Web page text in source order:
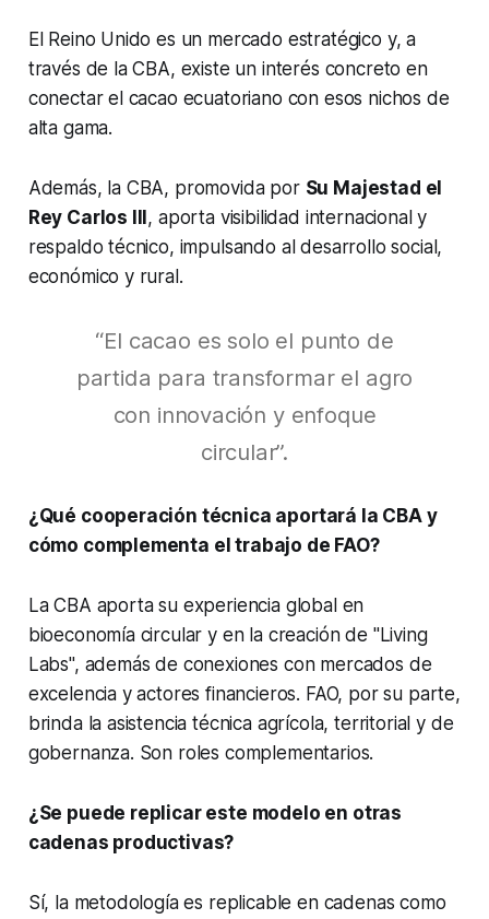
El Reino Unido es un mercado estratégico y, a
través de la CBA, existe un interés concreto en
conectar el cacao ecuatoriano con esos nichos de
alta gama.
Además, la CBA, promovida por Su Majestad el
Rey Carlos III, aporta visibilidad internacional y
respaldo técnico, impulsando al desarrollo social,
económico y rural.
“El cacao es solo el punto de
partida para transformar el agro
con innovación y enfoque
circular”.
¿Qué cooperación técnica aportará la CBA y
cómo complementa el trabajo de FAO?
La CBA aporta su experiencia global en
bioeconomía circular y en la creación de "Living
Labs", además de conexiones con mercados de
excelencia y actores financieros. FAO, por su parte,
brinda la asistencia técnica agrícola, territorial y de
gobernanza. Son roles complementarios.
¿Se puede replicar este modelo en otras
cadenas productivas?
Sí, la metodología es replicable en cadenas como